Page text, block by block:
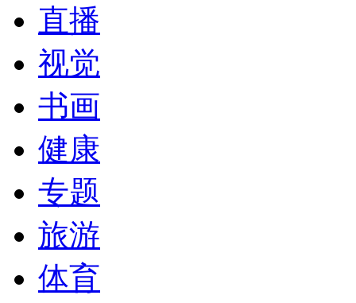
直播
视觉
书画
健康
专题
旅游
体育